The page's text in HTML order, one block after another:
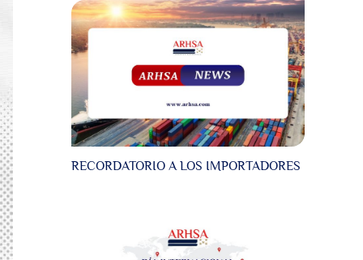
RECORDATORIO A LOS IMPORTADORES